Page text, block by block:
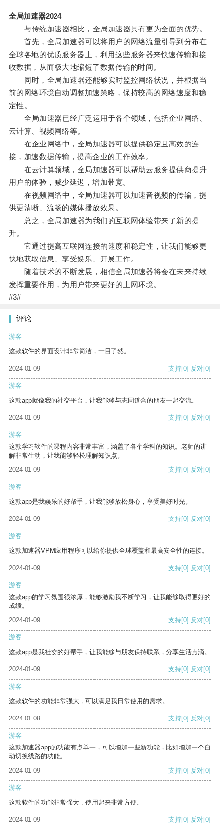
全局加速器2024
与传统加速器相比，全局加速器具有更为全面的优势。
首先，全局加速器可以将用户的网络流量引导到分布在
全球各地的优质服务器上，利用这些服务器来快速传输和接
收数据，从而极大地缩短了数据传输的时间。
同时，全局加速器还能够实时监控网络状况，并根据当
前的网络环境自动调整加速策略，保持较高的网络速度和稳
定性。
全局加速器已经广泛运用于各个领域，包括企业网络、
云计算、视频网络等。
在企业网络中，全局加速器可以提供稳定且高效的连
接，加速数据传输，提高企业的工作效率。
在云计算领域，全局加速器可以帮助云服务提供商提升
用户的体验，减少延迟，增加带宽。
在视频网络中，全局加速器可以加速音视频的传输，提
供更清晰、流畅的媒体播放效果。
总之，全局加速器为我们的互联网体验带来了新的提
升。
它通过提高互联网连接的速度和稳定性，让我们能够更
快地获取信息、享受娱乐、开展工作。
随着技术的不断发展，相信全局加速器将会在未来持续
发挥重要作用，为用户带来更好的上网环境。
#3#
评论
游客
这款软件的界面设计非常简洁，一目了然。
2024-01-09 支持[0] 反对[0]
游客
这款app就像我的社交平台，让我能够与志同道合的朋友一起交流。
2024-01-09 支持[0] 反对[0]
游客
这款学习软件的课程内容非常丰富，涵盖了各个学科的知识。老师的讲
解非常生动，让我能够轻松理解知识点。
2024-01-09
支持[0] 反对[0]
游客
这款app是我娱乐的好帮手，让我能够放松身心，享受美好时光。
2024-01-09 支持[0] 反对[0]
游客
这款加速器VPM应用程序可以给你提供全球覆盖和最高安全性的连接。
2024-01-09 支持[0] 反对[0]
游客
这款app的学习氛围很浓厚，能够激励我不断学习，让我能够取得更好的
成绩。
2024-01-09
支持[0] 反对[0]
游客
这款app是我社交的好帮手，让我能够与朋友保持联系，分享生活点滴。
2024-01-09 支持[0] 反对[0]
游客
这款软件的功能非常强大，可以满足我日常使用的需求。
2024-01-09 支持[0] 反对[0]
游客
这款加速器app的功能有点单一，可以增加一些新功能，比如增加一个自
动切换线路的功能。
2024-01-09
支持[0] 反对[0]
游客
这款软件的功能非常强大，使用起来非常方便。
2024-01-09 支持[0] 反对[0]